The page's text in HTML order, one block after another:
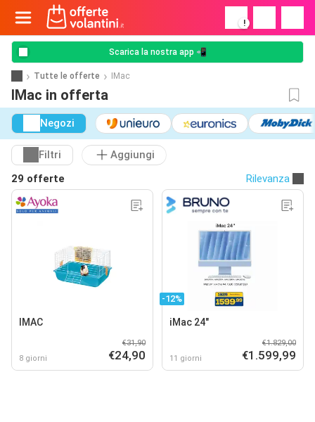
!
Scarica la nostra app 📲
Tutte le offerte IMac
IMac in offerta
Negozi
Filtri
Aggiungi
29 offerte
Rilevanza
IMAC
8 giorni
€31,90
€24,90
-12%
iMac 24"
11 giorni
€1.829,00
€1.599,99